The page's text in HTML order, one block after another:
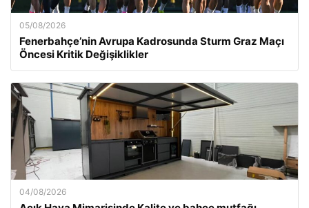
05/08/2026
Fenerbahçe’nin Avrupa Kadrosunda Sturm Graz Maçı
Öncesi Kritik Değişiklikler
04/08/2026